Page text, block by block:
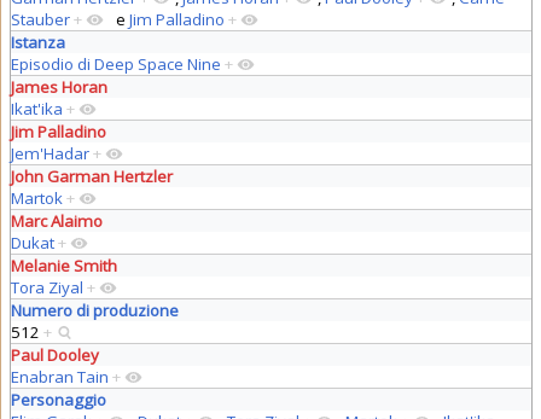
Stauber+ e Jim Palladino +
Istanza
Episodio di Deep Space Nine +
James Horan
Ikat'ika +
Jim Palladino
Jem'Hadar+
John Garman Hertzler
Martok+
Marc Alaimo
Dukat+
Melanie Smith
Tora Ziyal +
Numero di produzione
512 +
Paul Dooley
Enabran Tain +
Personaggio